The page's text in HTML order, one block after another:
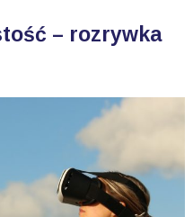
– rozrywka